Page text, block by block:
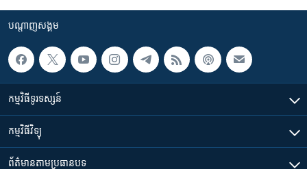
បណ្តាញ​សង្គម
កម្មវិធី​ទូរទស្សន៍
កម្មវិធី​វិទ្យុ
ព័ត៌មាន​តាមប្រធានបទ​